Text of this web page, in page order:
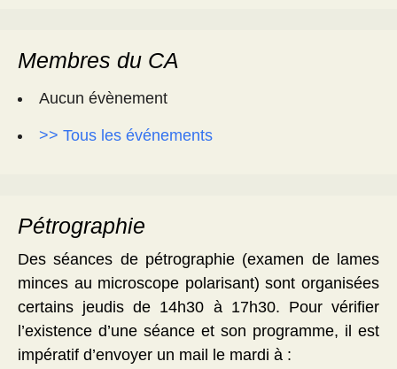
Membres du CA
Aucun évènement
>> Tous les événements
Pétrographie
Des séances de pétrographie (examen de lames
minces au microscope polarisant) sont organisées
certains jeudis de 14h30 à 17h30. Pour vérifier
l’existence d’une séance et son programme, il est
impératif d’envoyer un mail le mardi à :